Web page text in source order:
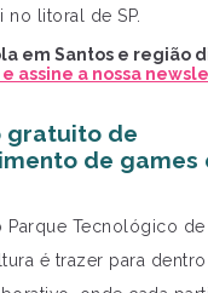
litoral de SP.
em Santos e região
assine a nossa
gratuito de
de games
Tecnológico de
é trazer para